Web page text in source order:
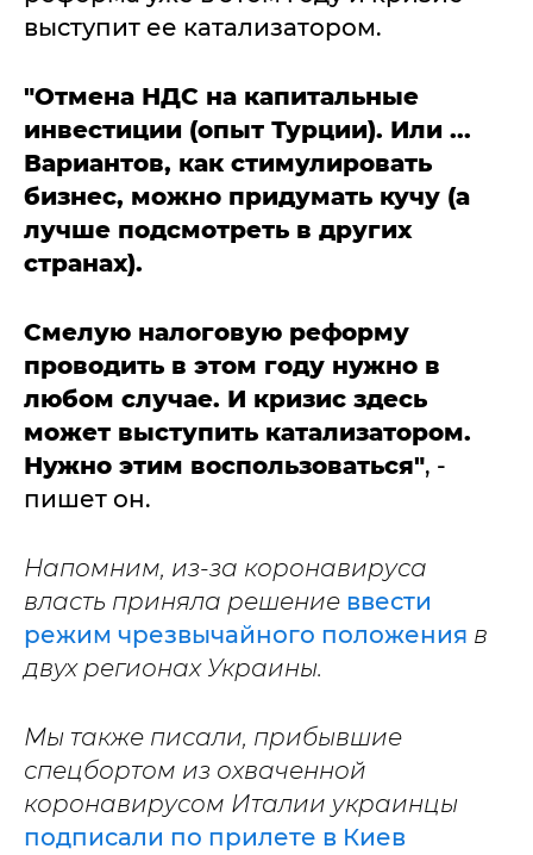
выступит ее катализатором.
"Отмена НДС на капитальные
инвестиции (опыт Турции). Или ...
Вариантов, как стимулировать
бизнес, можно придумать кучу (а
лучше подсмотреть в других
странах).
Смелую налоговую реформу
проводить в этом году нужно в
любом случае. И кризис здесь
может выступить катализатором.
Нужно этим воспользоваться", -
пишет он.
Напомним, из-за коронавируса
власть приняла решение ввести
режим чрезвычайного положения в
двух регионах Украины.
Мы также писали, прибывшие
спецбортом из охваченной
коронавирусом Италии украинцы
подписали по прилете в Киев